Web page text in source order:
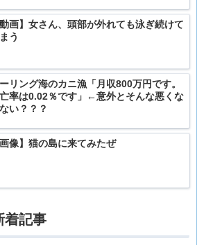
動画】女さん、頭部が外れても泳ぎ続けて
う
リング海のカニ漁「月収800万円です。
率は0.02％です」←意外とそんな悪くな
い？？？
画像】猫の島に来てみたぜ
着記事